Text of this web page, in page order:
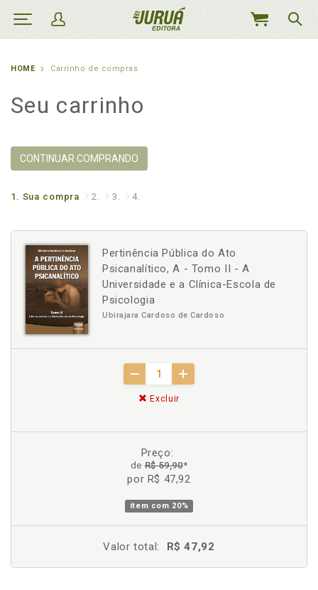
MEU
HOME Carrinho de compras
Seu carrinho
CONTINUAR COMPRANDO
1. Sua compra 2. 3. 4.
Pertinência Pública do Ato
Psicanalítico, A - Tomo II - A
Universidade e a Clínica-Escola de
Psicologia
Ubirajara Cardoso de Cardoso
Excluir
Preço:
deR$ 59,90*
por R$ 47,92
item com 20%
Valor total: R$ 47,92